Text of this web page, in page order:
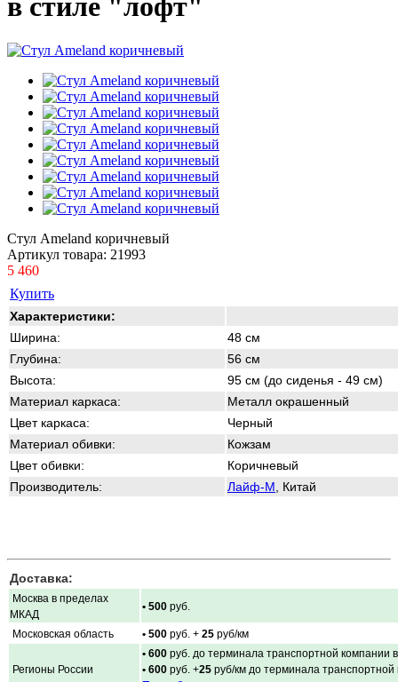
в стиле "лофт"
Стул Ameland коричневый
Артикул товара: 21993
5 460
Купить
Характеристики:
Ширина:
48 см
Глубина:
56 см
Высота:
95 см (до сиденья - 49 см)
Материал каркаса:
Металл окрашенный
Цвет каркаса:
Черный
Материал обивки:
Кожзам
Цвет обивки:
Коричневый
Производитель:
Лайф-М , Китай
Доставка:
Москва в пределах
МКАД
• 500 руб.
Московская область • 500 руб. + 25 руб/км
Регионы России
• 600 руб. до терминала транспортной компании
• 600 руб. +25 руб/км до терминала